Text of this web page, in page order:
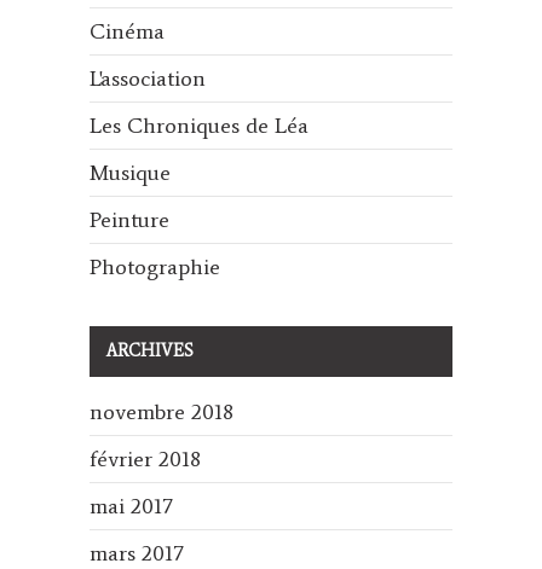
Cinéma
L'association
Les Chroniques de Léa
Musique
Peinture
Photographie
ARCHIVES
novembre 2018
février 2018
mai 2017
mars 2017